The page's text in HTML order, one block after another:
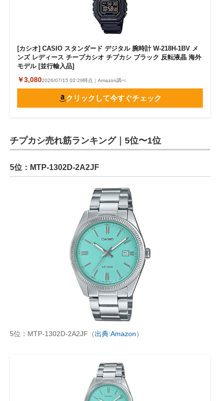
[カシオ] CASIO スタンダード デジタル 腕時計 W-218H-1BV メ
ンズ レディース チープカシオ チプカシ ブラック 反転液晶 海外
モデル [並行輸入品]
￥3,0802026/07/15 02:29時点｜Amazon調べ
クリックして今すぐチェック
チプカシ売れ筋ランキング｜5位〜1位
5位：MTP-1302D-2A2JF
5位：MTP-1302D-2A2JF（出典:Amazon）